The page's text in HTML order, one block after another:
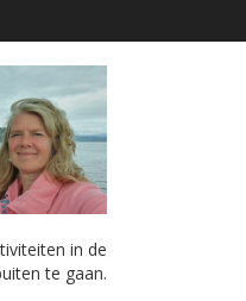
in de
te gaan.